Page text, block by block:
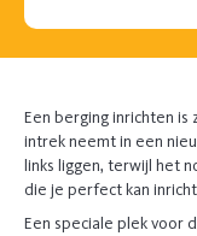
Een berging inrichten
intrek neemt in een
links liggen, terwijl het
die je perfect kan
Een speciale plek voor